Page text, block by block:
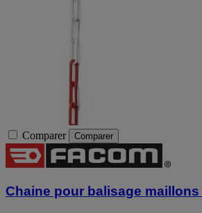
Comparer Comparer
Chaine pour balisage